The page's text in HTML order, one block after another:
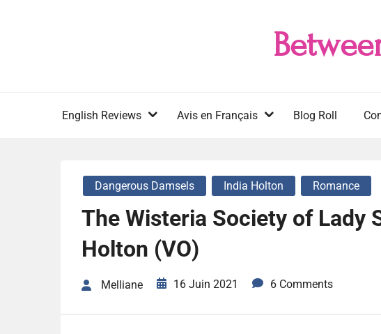
English Reviews Avis en Français Blog Roll
Dangerous Damsels India Holton Romance
The Wisteria Society of Lady
Holton (VO)
Melliane 16 Juin 2021 6 Comments